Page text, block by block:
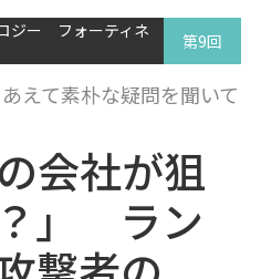
o
ジー フォーティネ
第9回
えて素朴な疑問を聞いて
会社が狙
」 ラン